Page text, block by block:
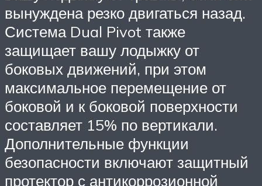
вынуждена резко двигаться назад.
Система Dual Pivot также
защищает вашу лодыжку от
боковых движений, при этом
максимальное перемещение от
боковой и к боковой поверхности
составляет 15% по вертикали.
Дополнительные функции
безопасности включают защитный
протектор с антикоррозионной